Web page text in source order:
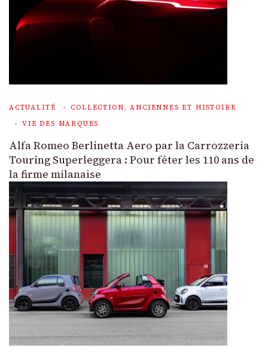
ACTUALITÉ
COLLECTION, ANCIENNES ET HISTOIRE
VIE DES MARQUES
Alfa Romeo Berlinetta Aero par la Carrozzeria
Touring Superleggera : Pour fêter les 110 ans de
la firme milanaise